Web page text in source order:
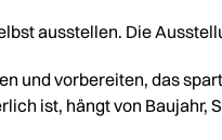
ausstellen. Die
und vorbereiten, das
ist, hängt von Baujahr,